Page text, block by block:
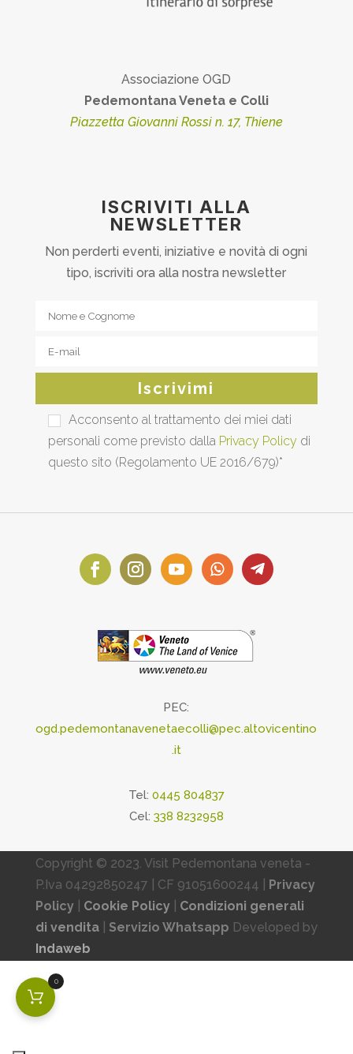
Associazione OGD
Pedemontana Veneta e Colli
Piazzetta Giovanni Rossi n. 17, Thiene
ISCRIVITI ALLA
NEWSLETTER
Non perderti eventi, iniziative e novità di ogni
tipo, iscriviti ora alla nostra newsletter
Acconsento al trattamento dei miei dati
personali come previsto dalla Privacy Policydi
questo sito (Regolamento UE 2016/679)*
PEC:
ogd.pedemontanavenetaecolli@pec.altovicentino
.it
Tel: 0445 804837
Cel: 338 8232958
Copyright © 2023. Visit Pedemontana veneta -
P.Iva 04292850247 | CF 91051600244 | Privacy
Policy
Cookie Policy| Condizioni generali
di vendita| Servizio Whatsapp Developed by
Indaweb
0